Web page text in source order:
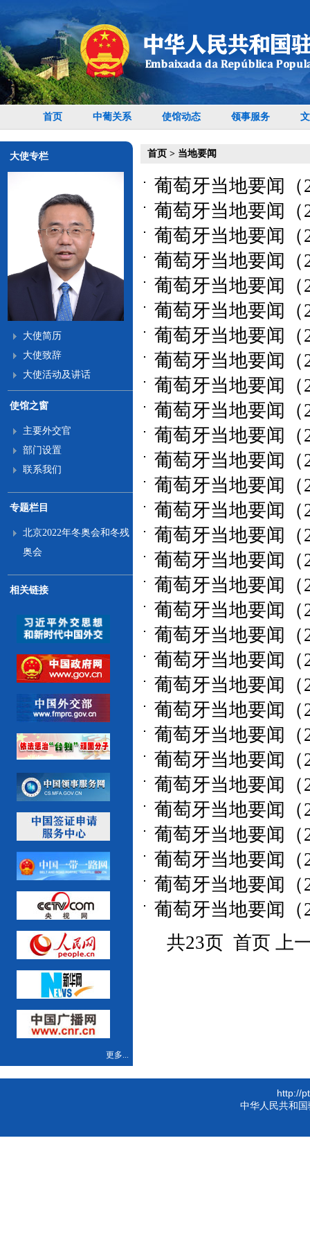
首页 中葡关系 使馆动态 领事服务
大使专栏
大使简历
大使致辞
大使活动及讲话
使馆之窗
主要外交官
部门设置
联系我们
专题栏目
北京2022年冬奥会和冬残
奥会
相关链接
更多...
首页 > 当地要闻
葡萄牙当地要闻（
葡萄牙当地要闻（
葡萄牙当地要闻（
葡萄牙当地要闻（
葡萄牙当地要闻（
葡萄牙当地要闻（
葡萄牙当地要闻（
葡萄牙当地要闻（
葡萄牙当地要闻（
葡萄牙当地要闻（
葡萄牙当地要闻（
葡萄牙当地要闻（
葡萄牙当地要闻（
葡萄牙当地要闻（
葡萄牙当地要闻（
葡萄牙当地要闻（
葡萄牙当地要闻（
葡萄牙当地要闻（
葡萄牙当地要闻（
葡萄牙当地要闻（
葡萄牙当地要闻（
葡萄牙当地要闻（
葡萄牙当地要闻（
葡萄牙当地要闻（
葡萄牙当地要闻（
葡萄牙当地要闻（
葡萄牙当地要闻（
葡萄牙当地要闻（
葡萄牙当地要闻（
葡萄牙当地要闻（
共23页 首页 上
http://
中华人民共和